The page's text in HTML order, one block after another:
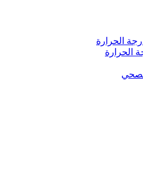
الحرارة
الحرارة